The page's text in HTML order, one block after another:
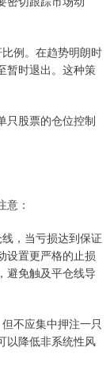
例。在趋势明朗时
暂时退出。这种策
只股票的仓位控制
：
，当亏损达到保证
设置更严格的止损
避免触及平仓线导
不应集中押注一只
以降低非系统性风